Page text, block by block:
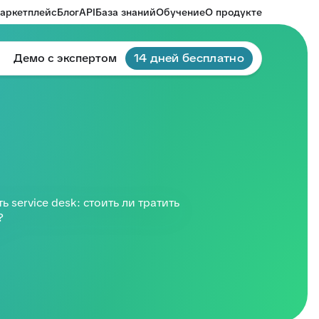
БлогAPIБаза знанийОбучениеО продукте
Демо с экспертом 14 дней бесплатно